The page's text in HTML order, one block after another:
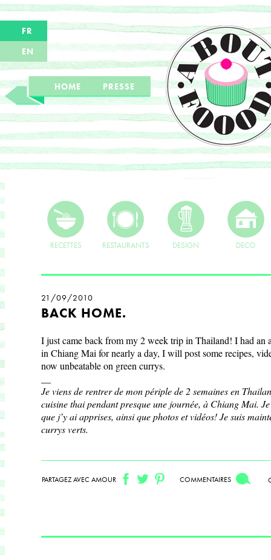
FR
EN
HOME PRESSE
RECETTES RESTAURANTS DESIGN DECO
21/09/2010
BACK HOME.
I just came back from my 2 week trip in Thailand! I had an
in Chiang Mai for nearly a day, I will post some recipes,
now unbeatable on green currys.
Je viens de rentrer de mon périple de 2 semaines en
cuisine thai pendant presque une journée, à Chiang Mai.
que j’y ai apprises, ainsi que photos et vidéos! Je suis
currys verts.
PARTAGEZ AVEC AMOUR COMMENTAIRES